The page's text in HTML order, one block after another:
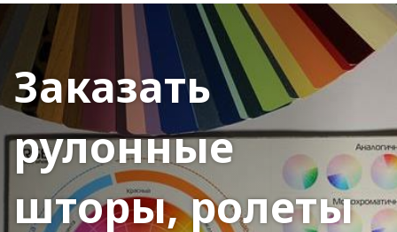
Заказать
рулонные
шторы, ролеты